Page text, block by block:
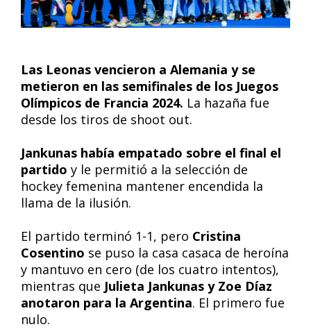
Las Leonas vencieron a Alemania y se
metieron en las semifinales de los Juegos
Olímpicos de Francia 2024. La hazaña fue
desde los tiros de shoot out.
Jankunas había empatado sobre el final el
partido y le permitió a la selección de
hockey femenina mantener encendida la
llama de la ilusión.
El partido terminó 1-1, pero Cristina
Cosentino se puso la casa casaca de heroína
y mantuvo en cero (de los cuatro intentos),
mientras que Julieta Jankunas y Zoe Díaz
anotaron para la Argentina. El primero fue
nulo.